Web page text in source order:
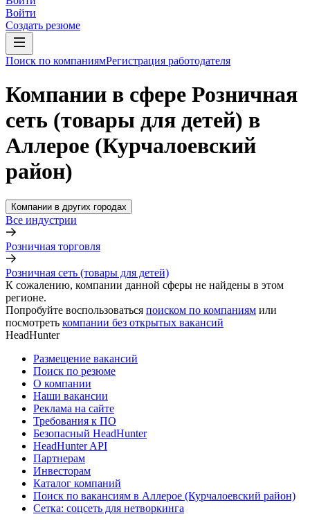
Войти
Создать резюме
Поиск по компаниямРегистрация работодателя
Компании в сфере Розничная
сеть (товары для детей) в
Аллерое (Курчалоевский
район)
Компании в других городах
Все индустрии
Розничная торговля
Розничная сеть (товары для детей)
К сожалению, компании данной сферы не найдены в этом
регионе.
Попробуйте воспользоваться поиском по компаниям или
посмотреть компании без открытых вакансий
HeadHunter
Размещение вакансий
Поиск по резюме
О компании
Наши вакансии
Реклама на сайте
Требования к ПО
Безопасный HeadHunter
HeadHunter API
Партнерам
Инвесторам
Каталог компаний
Поиск по вакансиям в Аллерое (Курчалоевский район)
Сетка: соцсеть для нетворкинга